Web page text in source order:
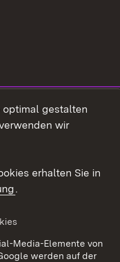
optimal gestalten
wir
erhalten Sie in
.
Media-Elemente von
werden auf der